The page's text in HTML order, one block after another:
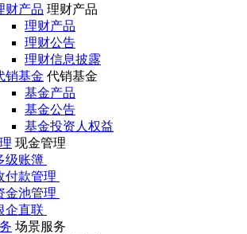
财产品 理财产品
理财产品
理财公告
理财信息披露
销基金 代销基金
基金产品
基金公告
基金投资人权益
现金管理
级账簿
付款管理
金池管理
企直联
场景服务